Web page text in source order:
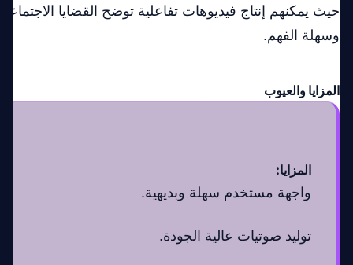
حيث يمكنهم إنتاج فيديوهات تفاعلية توضح القضايا
وسهلة الفهم.
المزايا والعيوب
المزايا:
واجهة مستخدم سهلة وبديهية.
توليد صوتيات عالية الجودة.